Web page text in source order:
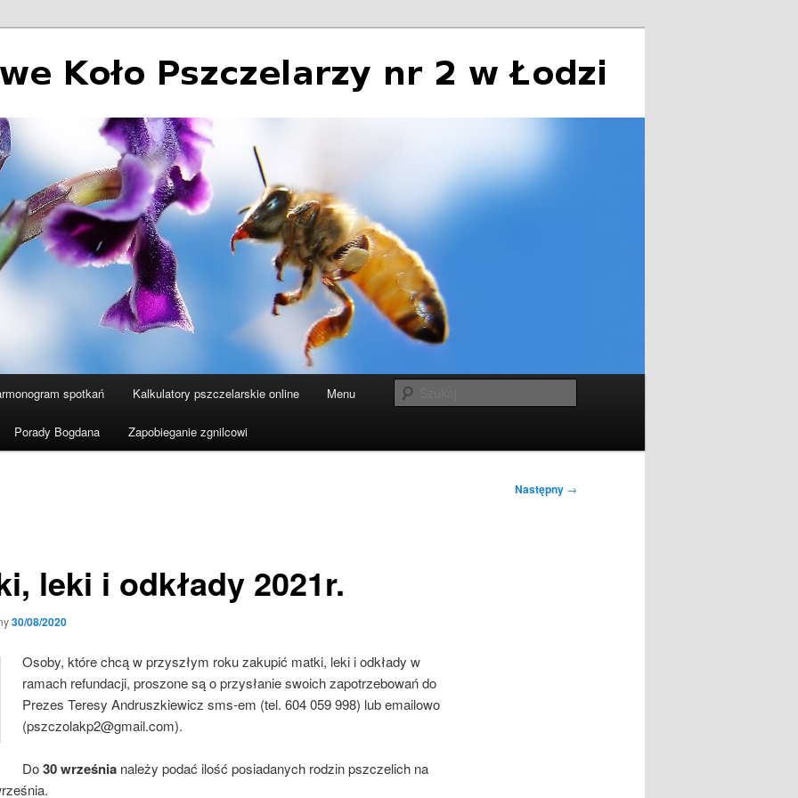
Pszczelarzy nr 2 w Łodzi
spotkań Kalkulatory pszczelarskie online Menu
Porady Bogdana Zapobieganie zgnilcowi
Następny →
leki i odkłady 2021r.
30/08/2020
Osoby, które chcą w przyszłym roku zakupić matki, leki i odkłady w
ramach refundacji, proszone są o przysłanie swoich zapotrzebowań do
Prezes Teresy Andruszkiewicz sms-em (tel. 604 059 998) lub emailowo
(pszczolakp2@gmail.com).
Do30 września należy podać ilość posiadanych rodzin pszczelich na